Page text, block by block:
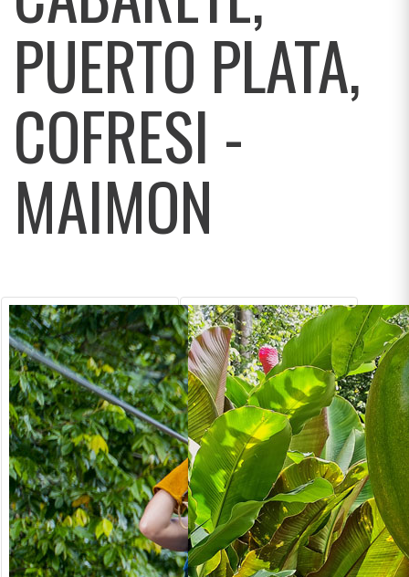
PUERTO PLATA,
COFRESI -
MAIMON